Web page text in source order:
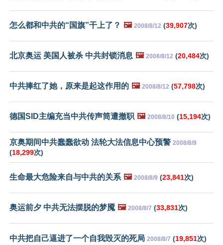
怎么都和中共的“国旗”干上了？ 🖼️ 2008/8/12 (39,907次)
北京奥运 美国人被杀 中共封锁消息 🖼️ 2008/8/12 (20,484次)
中共捧红了她，原来是起这作用的 🖼️ 2008/8/12 (57,798次)
德国SID主编充当中共传声筒遭撤职 🖼️ 2008/8/10 (15,194次)
京奥期间中共蠢蠢欲动 法轮大法信息中心预警 2008/8/9
(18,299次)
生命最大危险来自与中共的关系 🖼️ 2008/8/9 (23,841次)
奥运前夕 中共无法摆脱的梦魇 🖼️ 2008/8/7 (33,831次)
中共把自己逼进了一个自我毁灭的死局 2008/8/7 (19,851次)